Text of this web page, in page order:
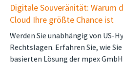
Digitale Souveränität: Warum
Cloud Ihre größte Chance ist
Werden Sie unabhängig von US-
Rechtslagen. Erfahren Sie, wie
basierten Lösung der mpex